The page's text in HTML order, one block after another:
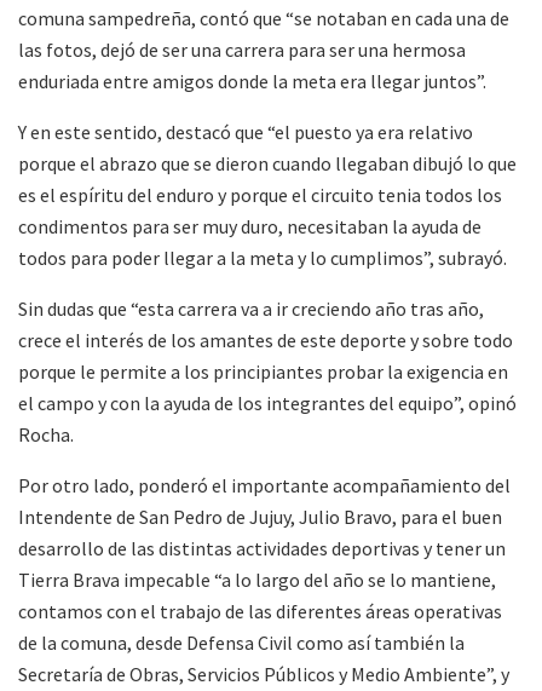
comuna sampedreña, contó que “se notaban en cada una de
las fotos, dejó de ser una carrera para ser una hermosa
enduriada entre amigos donde la meta era llegar juntos”.
Y en este sentido, destacó que “el puesto ya era relativo
porque el abrazo que se dieron cuando llegaban dibujó lo que
es el espíritu del enduro y porque el circuito tenia todos los
condimentos para ser muy duro, necesitaban la ayuda de
todos para poder llegar a la meta y lo cumplimos”, subrayó.
Sin dudas que “esta carrera va a ir creciendo año tras año,
crece el interés de los amantes de este deporte y sobre todo
porque le permite a los principiantes probar la exigencia en
el campo y con la ayuda de los integrantes del equipo”, opinó
Rocha.
Por otro lado, ponderó el importante acompañamiento del
Intendente de San Pedro de Jujuy, Julio Bravo, para el buen
desarrollo de las distintas actividades deportivas y tener un
Tierra Brava impecable “a lo largo del año se lo mantiene,
contamos con el trabajo de las diferentes áreas operativas
de la comuna, desde Defensa Civil como así también la
Secretaría de Obras, Servicios Públicos y Medio Ambiente”, y